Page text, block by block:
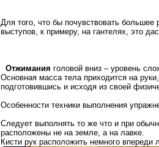
Для того, что бы почувствовать
выступов, к примеру, на гантелях, это
Отжимания головой вниз – уровень
Основная масса тела приходится на
подготовившись и исходя из своей
Особенности техники выполнения
Следует выполнять то же что и при
расположены не на земле, а на лавке.
Кисти рук расположить немного впереди